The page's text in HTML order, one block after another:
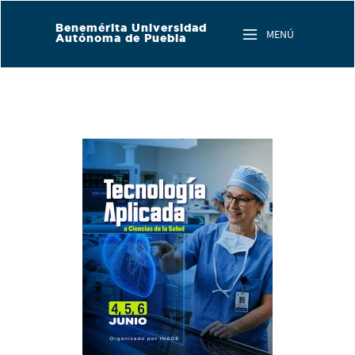
Benemérita Universidad
Autónoma de Puebla
MENÚ